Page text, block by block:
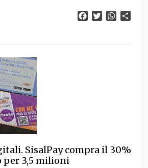
FacebookTwitter
SisalPay compra il 30%
per 3,5 milioni